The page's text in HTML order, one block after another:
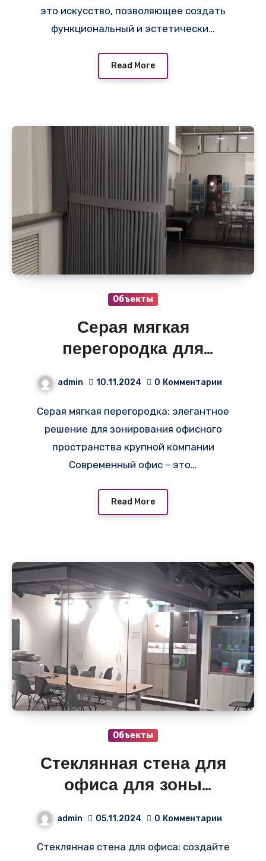
это искусство, позволяющее создать
функциональный и эстетически…
Read More
Объекты
Серая мягкая
перегородка для
разделения пространства
для офиса крупной
компании
admin 10.11.2024 0 Комментарии
Серая мягкая перегородка: элегантное
решение для зонирования офисного
пространства крупной компании
Современный офис – это…
Read More
Объекты
Стеклянная стена для
офиса для зоны
admin 05.11.2024 0 Комментарии
Стеклянная стена для офиса: создайте